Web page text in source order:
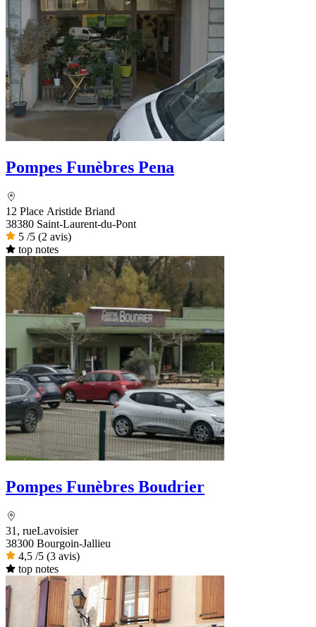
Pompes Funèbres Pena
12 Place Aristide Briand
38380 Saint-Laurent-du-Pont
5 /5 (2 avis)
top notes
Pompes Funèbres Boudrier
31, rueLavoisier
38300 Bourgoin-Jallieu
4,5 /5 (3 avis)
top notes